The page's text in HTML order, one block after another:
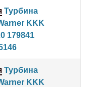
Турбина
KKK
179841
Турбина
KKK